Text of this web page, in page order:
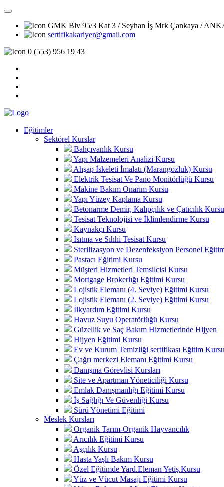
GMK Blv 95/3 Kat 3 / Seyhan İş Mrk Çankaya /
sertifikakariyer@gmail.com
0 (553) 956 19 43
Eğitimler
Sektörel Kurslar
Bahçıvanlık Kursu
Yapı Malzemeleri Analizi Kursu
Ahşap İskeleti İmalatı (Marangozluk) Kursu
Elektrik Tesisat Ve Pano Monitörlüğü Kursu
Makine Bakım Onarım Kursu
Yapı Yüzey Kaplama Kursu
Betonarme Demir, Kalıpçılık ve Çatıcılık Kursu
Tesisat Teknolojisi ve İklimlendirme Kursu
Kaynakçı Kursu
Isıtma ve Sıhhi Tesisat Kursu
Sterilizasyon ve Dezenfeksiyon Personel
Pastacı Eğitimi Kursu
Müşteri Hizmetleri Temsilcisi Kursu
Mortgage Brokerlığı Eğitimi Kursu
Lojistik Elemanı (4. Seviye) Eğitimi Kursu
Lojistik Elemanı (2. Seviye) Eğitimi Kursu
İlkyardım Eğitimi Kursu
Havuz Suyu Operatörlüğü Kursu
Güzellik ve Saç Bakım Hizmetlerinde Hijyen
Hijyen Eğitimi Kursu
Ev ve Kurum Temizliği sertifikası Eğitim Kursu
Çağrı merkezi Elemanı Eğitimi Kursu
Danışma Görevlisi Kursları
Site ve Apartman Yöneticiliği Kursu
Emlak Danışmanlığı Eğitimi Kursu
İş Sağlığı Ve Güvenliği Kursu
Sürü Yönetimi Eğitimi
Meslek Kursları
Organik Tarım-Organik Hayvancılık
Arıcılık Eğitimi Kursu
Aşçılık Kursu
Hasta Yaşlı Bakım Kursu
Özel Eğitimde Yard.Eleman Yetiş.Kursu
Yüz ve Vücut Masajı Eğitimi Kursu